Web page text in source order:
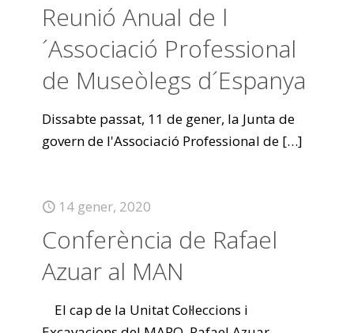
Reunió Anual de l
´Associació Professional
de Museòlegs d´Espanya
Dissabte passat, 11 de gener, la Junta de
govern de l'Associació Professional de […]
14 gener, 2020
Conferència de Rafael
Azuar al MAN
El cap de la Unitat Col·leccions i